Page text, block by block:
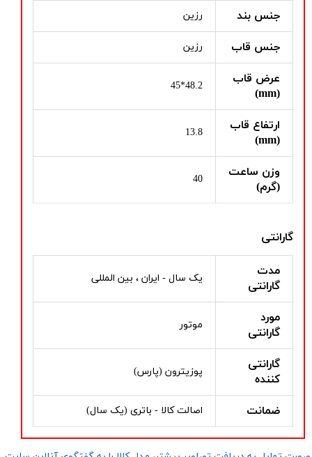
جنس بند رزین
جنس قاب رزین
عرض قاب
(mm)
48.2*45
ارتفاع قاب
(mm)
13.8
وزن ساعت
(گرم)
40
گارانتی
مدت
گارانتی
یک سال - ایران ، بین المللی
مورد
گارانتی
موتور
گارانتی
کننده
پوزیترون (پارس)
ضمانت اصالت کالا - باتری (یک سال)